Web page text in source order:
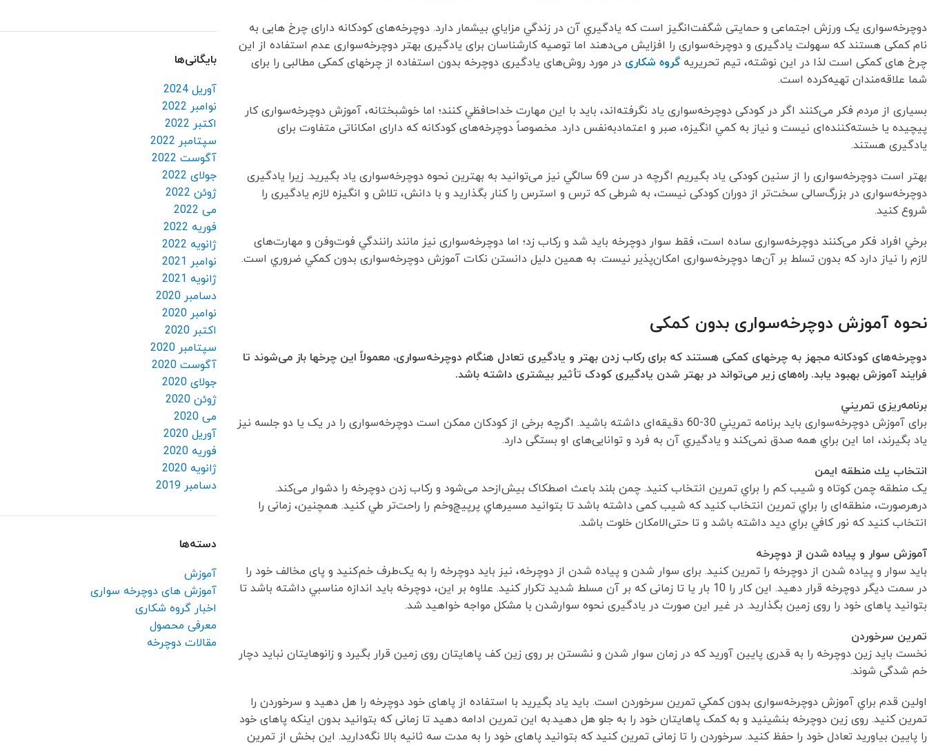
دوچرخه‌سواری یک ورزش اجتماعی و حمایتی شگفت‌انگیز است كه يادگيري آن در زندگي مزاياي بيشمار دارد. دوچرخه‌های کودکانه دارای چرخ هایی به
نام کمکی هستند که سهولت یادگیری و دوچرخه‌سواری را افزایش می‌دهند اما توصیه کارشناسان برای یادگیری بهتر دوچرخه‌سواری عدم استفاده از این
چرخ های کمکی است لذا در این نوشته، تیم تحریریه گروه شکاری در مورد روش‌های یادگیری دوچرخه بدون استفاده از چرخهای کمکی مطالبی را برای
شما علاقه‌مندان تهیه‌کرده است.
بسیاری از مردم فکر می‌کنند اگر در کودکی دوچرخه‌سواری یاد نگرفته‌اند، بايد با اين مهارت خداحافظي كنند؛ اما خوشبختانه، آموزش دوچرخه‌سواری کار
پیچیده یا خسته‌کننده‌ای نيست و نياز به كمي انگيزه، صبر و اعتمادبه‌نفس دارد. مخصوصاً دوچرخه‌های کودکانه که دارای امکاناتی متفاوت برای
یادگیری هستند.
بهتر است دوچرخه‌سواری را از سنین کودکی یاد بگیریم اگرچه در سن 69 سالگي نيز می‌توانید به بهترين نحوه دوچرخه‌سواری ياد بگيريد. زيرا یادگیری
دوچرخه‌سواری در بزرگ‌سالی سخت‌تر از دوران کودکی نیست، به شرطی که ترس و استرس را كنار بگذاريد و با دانش، تلاش و انگيزه لازم یادگیری را
شروع كنيد.
برخي افراد فكر می‌کنند دوچرخه‌سواری ساده است، فقط سوار دوچرخه بايد شد و ركاب زد؛ اما دوچرخه‌سواری نيز مانند رانندگي فوت‌وفن و مهارت‌های
لازم را نياز دارد كه بدون تسلط بر آن‌ها دوچرخه‌سواری امکان‌پذیر نيست. به همين دليل دانستن نكات آموزش دوچرخه‌سواری بدون كمكي ضروري است.
نحوه آموزش دوچرخه‌سواری بدون کمکی
دوچرخه‌های کودکانه مجهز به چرخهای کمکی هستند که برای رکاب زدن بهتر و یادگیری تعادل هنگام دوچرخه‌سواری، معمولاً این چرخها باز می‌شوند تا
فرایند آموزش بهبود یابد. راه‌های زیر می‌تواند در بهتر شدن یادگیری کودک تأثیر بیشتری داشته باشد.
برنامه‌ریزی تمريني
برای آموزش دوچرخه‌سواری بايد برنامه تمريني 30-60 دقیقه‌ای داشته باشيد. اگرچه برخی از کودکان ممکن است دوچرخه‌سواری را در یک یا دو جلسه نیز
یاد بگیرند، اما اين براي همه صدق نمی‌کند و يادگيري آن به فرد و توانایی‌های او بستگی دارد.
انتخاب يك منطقه ايمن
یک منطقه چمن كوتاه و شیب کم را براي تمرين انتخاب کنید. چمن بلند باعث اصطکاک بیش‌ازحد می‌شود و رکاب زدن دوچرخه را دشوار می‌کند.
درهرصورت، منطقه‌ای را براي تمرين انتخاب کنید كه شیب کمی داشته باشد تا بتوانيد مسيرهاي پرپیچ‌وخم را راحت‌تر طي كنيد. همچنين، زمانی را
انتخاب کنید که نور كافي براي ديد داشته باشد و تا حتی‌الامکان خلوت باشد.
آموزش سوار و پياده شدن از دوچرخه
بايد سوار و پیاده شدن از دوچرخه را تمرین كنيد. برای سوار شدن و پیاده شدن از دوچرخه، نيز باید دوچرخه را به یک‌طرف خم‌کنید و پای مخالف خود را
در سمت دیگر دوچرخه قرار دهید. این کار را 10 بار یا تا زمانی که بر آن مسلط شديد تكرار كنيد. علاوه بر اين، دوچرخه بايد اندازه مناسبي داشته باشد تا
بتوانيد پاهای خود را روی زمین بگذاريد. در غیر این صورت در یادگیری نحوه سوارشدن با مشکل مواجه خواهيد شد.
تمرين سرخوردن
نخست باید زین دوچرخه را به قدری پایین آورید که در زمان سوار شدن و نشستن بر روی زین کف پاهایتان روی زمین قرار بگیرد و زانوهایتان نباید دچار
خم شدگی شوند.
اولين قدم براي آموزش دوچرخه‌سواری بدون كمكي تمرين سرخوردن است. بايد ياد بگيريد با استفاده از پاهای خود دوچرخه را هل دهيد و سرخوردن را
تمرین كنيد. روی زین دوچرخه بنشینید و به کمک پاهایتان خود را به جلو هل دهید.به اين تمرين ادامه دهيد تا زمانی که بتوانید بدون اینکه پاهای خود
را پایین بیاورید تعادل خود را حفظ كنيد. سرخوردن را تا زمانی تمرین کنید که بتوانید پاهای خود را به مدت سه ثانیه بالا نگه‌دارید. این بخش از تمرین
بایگانی‌ها
آوریل 2024
نوامبر 2022
اکتبر 2022
سپتامبر 2022
آگوست 2022
جولای 2022
ژوئن 2022
می 2022
فوریه 2022
ژانویه 2022
نوامبر 2021
ژانویه 2021
دسامبر 2020
نوامبر 2020
اکتبر 2020
سپتامبر 2020
آگوست 2020
جولای 2020
ژوئن 2020
می 2020
آوریل 2020
فوریه 2020
ژانویه 2020
دسامبر 2019
دسته‌ها
آموزش
آموزش های دوچرخه سواری
اخبار گروه شکاری
معرفی محصول
مقالات دوچرخه